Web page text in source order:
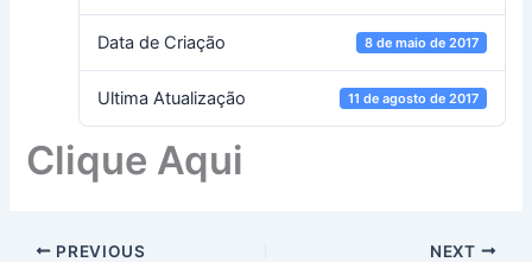
Data de Criação 8 de maio de 2017
Ultima Atualização 11 de agosto de 2017
Clique Aqui
PREVIOUS NEXT